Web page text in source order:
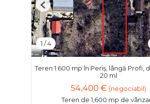
1 /4
Previous
Teren 1.600 mp în Periș, lângă Profi,
20 ml
54,400 € (negociabil)
Teren de 1,600 mp de